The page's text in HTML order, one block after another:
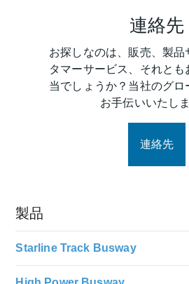
連絡先
お探しなのは、販売、製品
タマーサービス、それとも
当でしょうか？当社のグ
お手伝いいたしま
連絡先
製品
Starline Track Busway